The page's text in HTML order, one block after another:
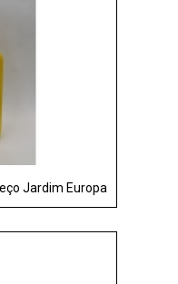
Jardim Europa